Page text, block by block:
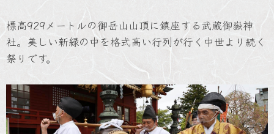
標高929メートルの御岳山山頂に鎮座する武蔵御嶽神
社。美しい新緑の中を格式高い行列が行く中世より続く
祭りです。